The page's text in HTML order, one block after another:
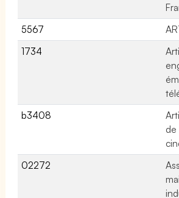
5567
1734
b3408
de
02272